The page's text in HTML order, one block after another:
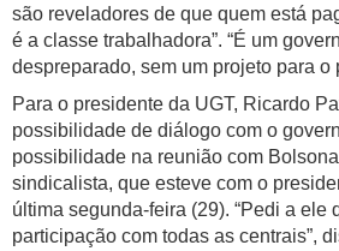
são reveladores de que quem está
é a classe trabalhadora”. “É um
despreparado, sem um projeto para o
Para o presidente da UGT, Ricardo
possibilidade de diálogo com o
possibilidade na reunião com
sindicalista, que esteve com o
última segunda-feira (29). “Pedi a ele
participação com todas as centrais”,